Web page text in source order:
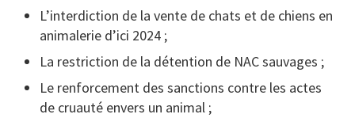
L’interdiction de la vente de chats et de chiens en
animalerie d’ici 2024 ;
La restriction de la détention de NAC sauvages ;
Le renforcement des sanctions contre les actes
de cruauté envers un animal ;